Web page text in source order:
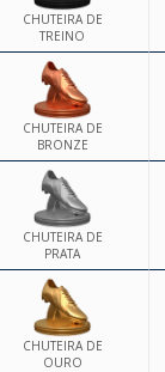
CHUTEIRA DE
TREINO
CHUTEIRA DE
BRONZE
CHUTEIRA DE
PRATA
CHUTEIRA DE
OURO